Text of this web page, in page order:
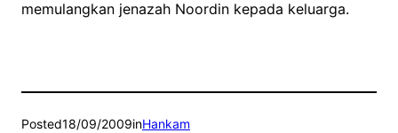
memulangkan jenazah Noordin kepada keluarga.
Posted18/09/2009inHankam